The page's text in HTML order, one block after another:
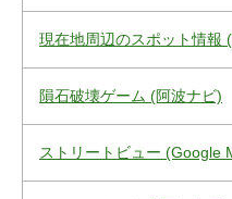
現在地周辺のスポット情報
隕石破壊ゲーム (阿波ナビ)
ストリートビュー (Google